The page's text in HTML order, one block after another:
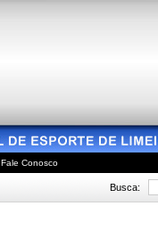
Fale Conosco
Busca: